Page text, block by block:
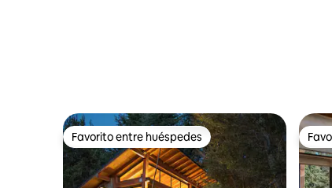
Favorito entre huéspedes
Favorito entre huéspedes